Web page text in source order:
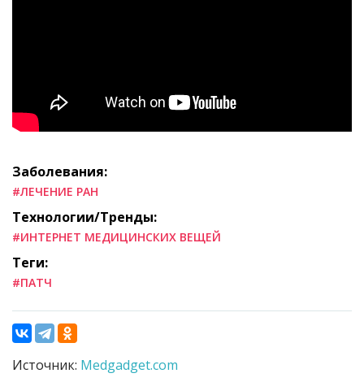
Заболевания:
#ЛЕЧЕНИЕ РАН
Технологии/Тренды:
#ИНТЕРНЕТ МЕДИЦИНСКИХ ВЕЩЕЙ
Теги:
#ПАТЧ
Источник: Medgadget.com